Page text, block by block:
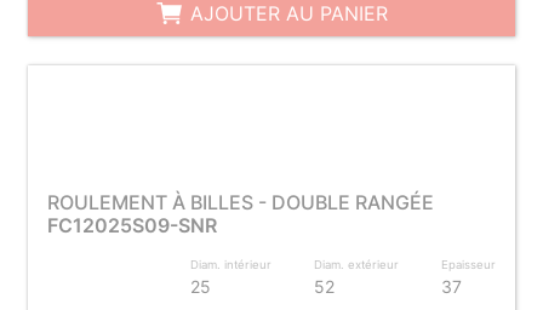
AJOUTER AU PANIER
ROULEMENT À BILLES - DOUBLE RANGÉE
FC12025S09-SNR
Diam. intérieur
25
Diam. extérieur
52
Epaisseur
37